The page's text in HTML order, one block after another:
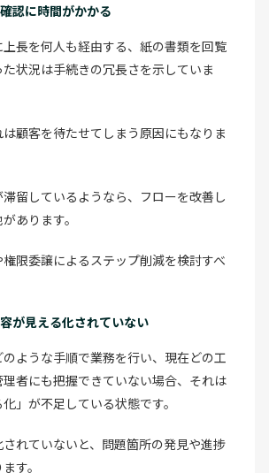
確認に時間がかかる
長を何人も経由する、紙の書類を回覧
状況は手続きの冗長さを示していま
顧客を待たせてしまう原因にもなりま
留しているようなら、フローを改善し
あります。
限委譲によるステップ削減を検討すべ
容が見える化されていない
ような手順で業務を行い、現在どの工
者にも把握できていない場合、それは
」が不足している状態です。
れていないと、問題箇所の発見や進捗
す。